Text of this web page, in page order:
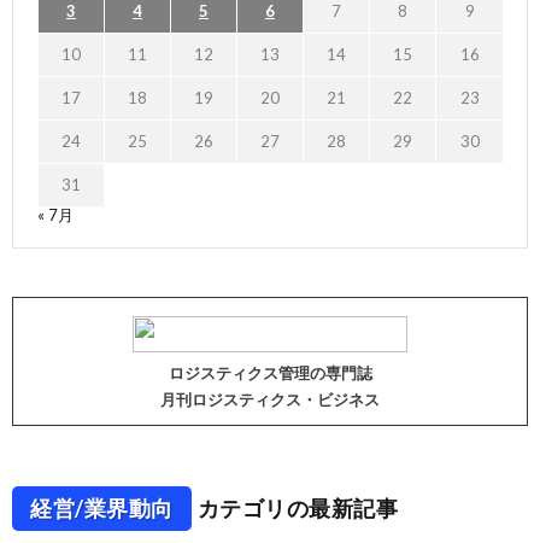
3 4 5 6 7 8 9
10 11 12 13 14 15 16
17 18 19 20 21 22 23
24 25 26 27 28 29 30
31
« 7月
ロジスティクス管理の専門誌
月刊ロジスティクス・ビジネス
経営/業界動向 カテゴリの最新記事